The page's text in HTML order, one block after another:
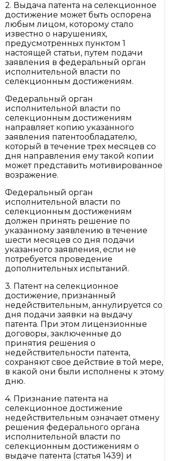
2. Выдача патента на селекционное
достижение может быть оспорена
любым лицом, которому стало
известно о нарушениях,
предусмотренных пунктом 1
настоящей статьи, путем подачи
заявления в федеральный орган
исполнительной власти по
селекционным достижениям.
Федеральный орган
исполнительной власти по
селекционным достижениям
направляет копию указанного
заявления патентообладателю,
который в течение трех месяцев со
дня направления ему такой копии
может представить мотивированное
возражение.
Федеральный орган
исполнительной власти по
селекционным достижениям
должен принять решение по
указанному заявлению в течение
шести месяцев со дня подачи
указанного заявления, если не
потребуется проведение
дополнительных испытаний.
3. Патент на селекционное
достижение, признанный
недействительным, аннулируется со
дня подачи заявки на выдачу
патента. При этом лицензионные
договоры, заключенные до
принятия решения о
недействительности патента,
сохраняют свое действие в той мере,
в какой они были исполнены к этому
дню.
4. Признание патента на
селекционное достижение
недействительным означает отмену
решения федерального органа
исполнительной власти по
селекционным достижениям о
выдаче патента (статья 1439) и